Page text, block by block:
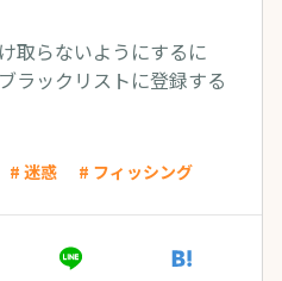
取らないようにするに
ラックリストに登録する
# 迷惑 # フィッシング